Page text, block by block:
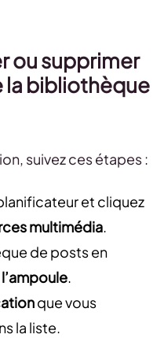
ou supprimer
la bibliothèque
suivez ces étapes :
et cliquez
multimédia.
de posts en
.
que vous
la liste.